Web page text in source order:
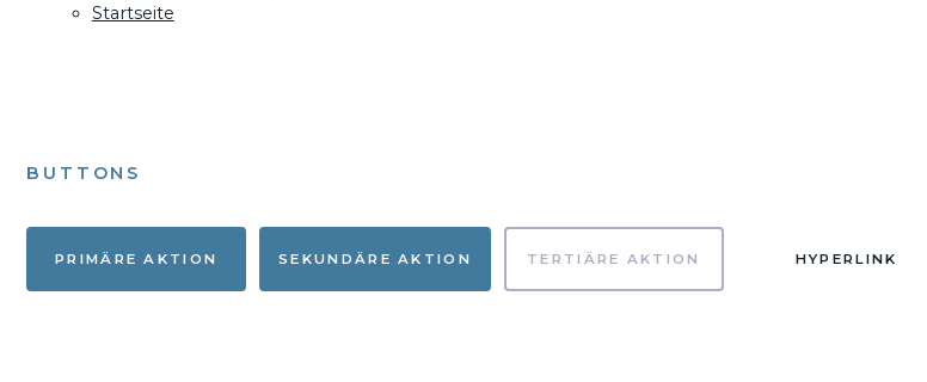
Startseite
BUTTONS
PRIMÄRE AKTION SEKUNDÄRE AKTION TERTIÄRE AKTION HYPERLINK